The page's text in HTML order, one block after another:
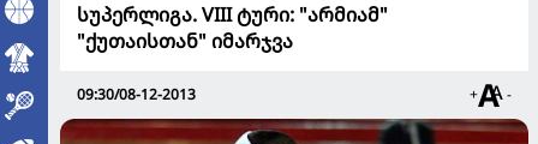
სუპერლიგა. VIII ტური: "არმიამ"
"ქუთაისთან" იმარჯვა
09:30/08-12-2013 + -